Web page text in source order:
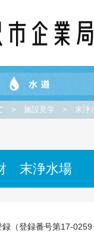
> 施設見学 > 末浄
末浄水場
（登録番号第17-0259